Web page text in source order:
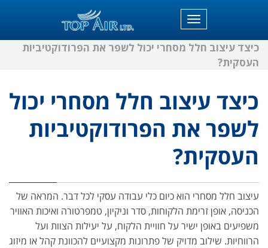
תפריט
כיצד עיצוב חלל מסחרי יכול לשפר את הפרודוקטיביות
העסקית?
כיצד עיצוב חלל מסחרי יכול
לשפר את הפרודוקטיביות
העסקית?
עיצוב חלל מסחרי הוא כיום כלי עבודה עסקי לכל דבר. המראה של
הכניסה, אופן זרימת הלקוחות, סדר וניקיון, טמפרטורה ואיכות האוויר
משפיעים באופן ישיר על חוויית הלקוח, על יעילות הצוות ועל
הרווחיות. שילוב מדויק של פתרונות מקצועיים להכוונת קהל או מיזוג